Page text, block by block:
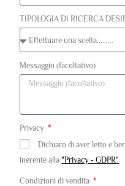
TIPOLOGIA DI RICERCA
Messaggio (facoltativo)
Privacy
Dichiaro di aver letto e
inerente alla"Privacy - GDPR"
Condizioni di vendita